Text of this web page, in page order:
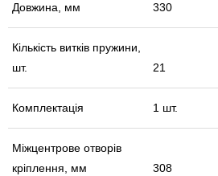
Довжина, мм 330
Кількість витків пружини,
шт.
21
Комплектація 1 шт.
Міжцентрове отворів
кріплення, мм
308